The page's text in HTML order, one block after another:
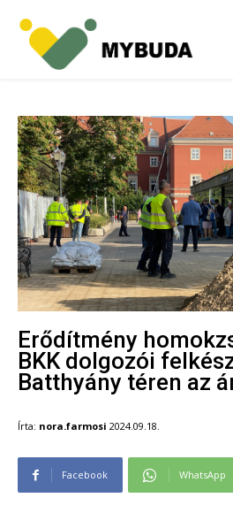
Erődítmény
BKK dolgozói
Batthyány téren az
Írta: nora.farmosi 2024.09.18.
Facebook WhatsApp